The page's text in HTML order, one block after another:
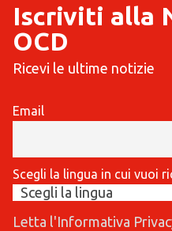
Iscriviti alla
OCD
Ricevi le ultime notizie
Email
Scegli la lingua in cui vuoi
Letta l'Informativa